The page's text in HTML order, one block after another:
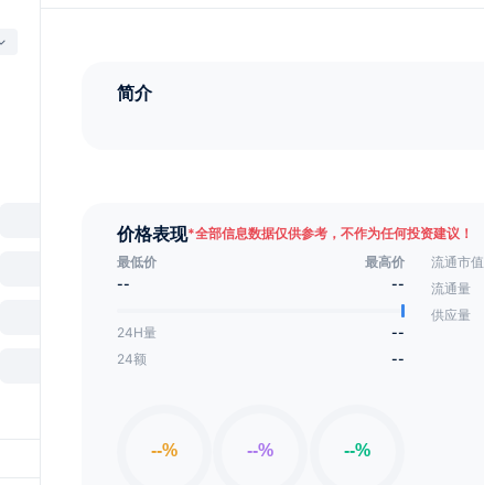
简介
价格表现*全部信息数据仅供参考，不作为任何投资建议！
最低价
最高价
--
--
24H量
--
24额
--
流通市值
流通量
供应量